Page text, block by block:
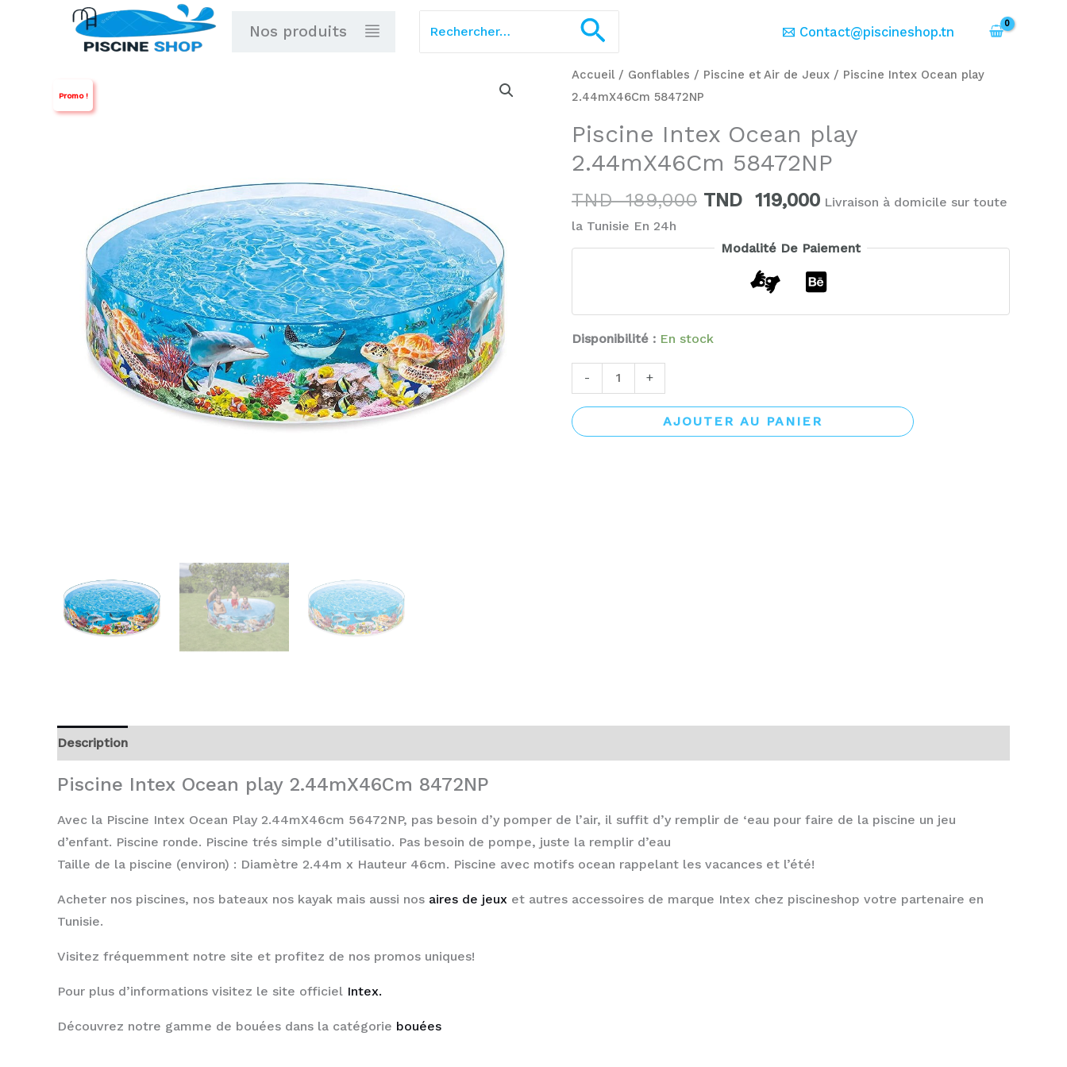
Nos produits Rechercher Contact@piscineshop.tn
Promo !
Accueil / Gonflables / Piscine et Air de Jeux / Piscine Intex Ocean play
2.44mX46Cm 58472NP
Piscine Intex Ocean play
2.44mX46Cm 58472NP
TND189,000
Le
prix
était :
TND
TND 119,000
Le
est :
TND
Livraison à domicile sur toute
la Tunisie En 24h
Modalité De Paiement
Disponibilité : En stock
-
quantité
de
Intex
Ocean
2.44mX46Cm
58472NP
+
AJOUTER AU PANIER
Description
Piscine Intex Ocean play 2.44mX46Cm 8472NP
Avec la Piscine Intex Ocean Play 2.44mX46cm 56472NP, pas besoin d’y pomper de l’air, il suffit d’y remplir de ‘eau pour faire de la piscine un jeu
d’enfant. Piscine ronde. Piscine trés simple d’utilisatio. Pas besoin de pompe, juste la remplir d’eau
Taille de la piscine (environ) : Diamètre 2.44m x Hauteur 46cm. Piscine avec motifs ocean rappelant les vacances et l’été!
Acheter nos piscines, nos bateaux nos kayak mais aussi nos aires de jeux et autres accessoires de marque Intex chez piscineshop votre partenaire en
Tunisie.
Visitez fréquemment notre site et profitez de nos promos uniques!
Pour plus d’informations visitez le site officiel Intex.
Découvrez notre gamme de bouées dans la catégorie bouées